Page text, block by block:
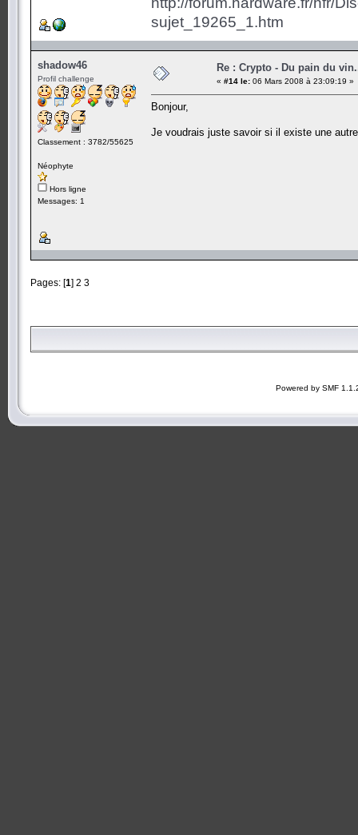
sujet_19265_1.htm
shadow46
Profil challenge
Classement : 3782/55625
Néophyte
Hors ligne
Messages: 1
Re : Crypto - Du pain du
« #14 le: 06 Mars 2008 à 23:09:19 »
Bonjour,
Je voudrais juste savoir si il existe une
Pages: [1] 2 3
Powered by SMF